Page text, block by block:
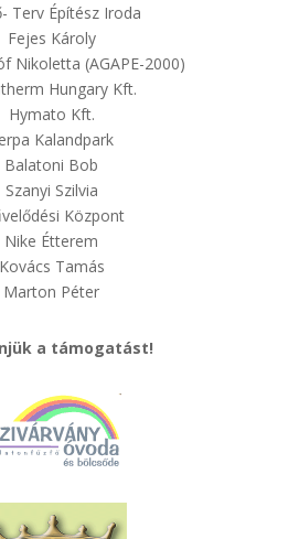
Terv Építész Iroda
Fejes Károly
Nikoletta (AGAPE-2000)
Hungary Kft.
Hymato Kft.
Kalandpark
Balatoni Bob
Szanyi Szilvia
Központ
Nike Étterem
Kovács Tamás
Marton Péter
a támogatást!